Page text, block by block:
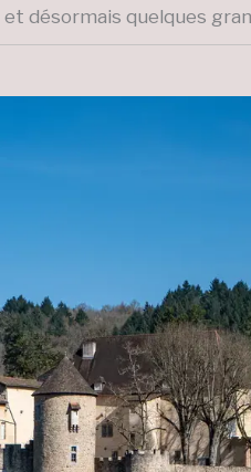
désormais quelques